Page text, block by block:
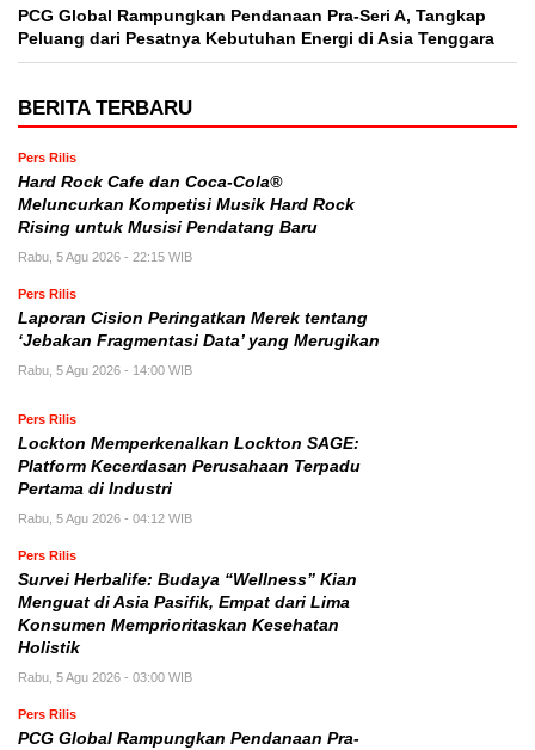
PCG Global Rampungkan Pendanaan Pra-Seri A, Tangkap
Peluang dari Pesatnya Kebutuhan Energi di Asia Tenggara
BERITA TERBARU
Pers Rilis
Hard Rock Cafe dan Coca-Cola®
Meluncurkan Kompetisi Musik Hard Rock
Rising untuk Musisi Pendatang Baru
Rabu, 5 Agu 2026 - 22:15 WIB
Pers Rilis
Laporan Cision Peringatkan Merek tentang
‘Jebakan Fragmentasi Data’ yang Merugikan
Rabu, 5 Agu 2026 - 14:00 WIB
Pers Rilis
Lockton Memperkenalkan Lockton SAGE:
Platform Kecerdasan Perusahaan Terpadu
Pertama di Industri
Rabu, 5 Agu 2026 - 04:12 WIB
Pers Rilis
Survei Herbalife: Budaya “Wellness” Kian
Menguat di Asia Pasifik, Empat dari Lima
Konsumen Memprioritaskan Kesehatan
Holistik
Rabu, 5 Agu 2026 - 03:00 WIB
Pers Rilis
PCG Global Rampungkan Pendanaan Pra-